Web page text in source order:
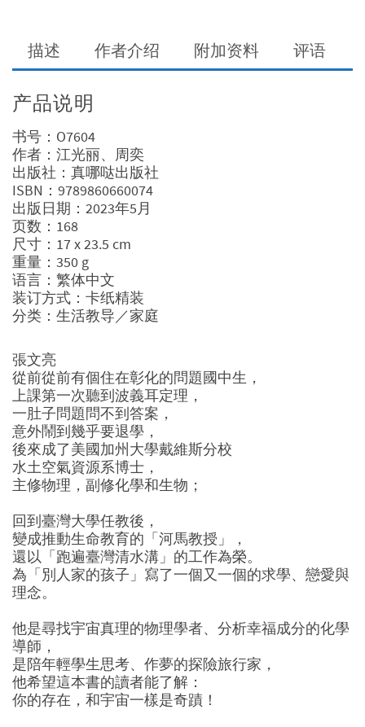
耶
稣
数
量
描述 作者介绍 附加资料 评语
产品说明
书号：O7604
作者：江光丽、周奕
出版社：真哪哒出版社
ISBN：9789860660074
出版日期：2023年5月
页数：168
尺寸：17 x 23.5 cm
重量：350 g
语言：繁体中文
装订方式：卡纸精装
分类：生活教导／家庭
張文亮
從前從前有個住在彰化的問題國中生，
上課第一次聽到波義耳定理，
一肚子問題問不到答案，
意外鬧到幾乎要退學，
後來成了美國加州大學戴維斯分校
水土空氣資源系博士，
主修物理，副修化學和生物；
回到臺灣大學任教後，
變成推動生命教育的「河馬教授」，
還以「跑遍臺灣清水溝」的工作為榮。
為「別人家的孩子」寫了一個又一個的求學、戀愛與
理念。
他是尋找宇宙真理的物理學者、分析幸福成分的化學
導師，
是陪年輕學生思考、作夢的探險旅行家，
他希望這本書的讀者能了解：
你的存在，和宇宙一樣是奇蹟！